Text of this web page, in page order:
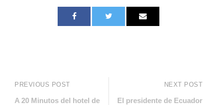
PREVIOUS POST
A 20 Minutos del hotel de
NEXT POST
El presidente de Ecuador